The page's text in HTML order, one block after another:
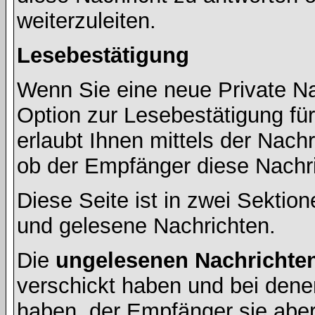
weiterzuleiten.
Lesebestätigung
Wenn Sie eine neue Private
Option zur Lesebestätigung
erlaubt Ihnen mittels der
ob der Empfänger diese
Diese Seite ist in zwei
und gelesene Nachrichten.
Die ungelesenen
verschickt haben und bei